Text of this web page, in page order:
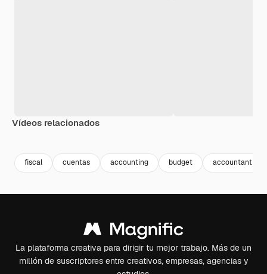
Vídeos relacionados
fiscal cuentas accounting budget accountant
La plataforma creativa para dirigir tu mejor trabajo. Más de un
millón de suscriptores entre creativos, empresas, agencias y